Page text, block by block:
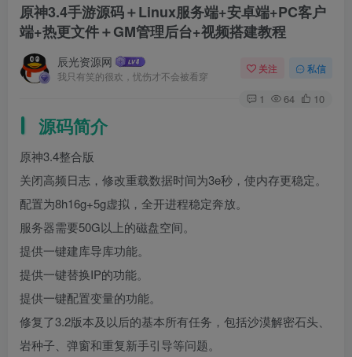
原神3.4手游源码＋Linux服务端+安卓端+PC客户
端+热更文件＋GM管理后台+视频搭建教程
辰光资源网
我只有笑的很欢，忧伤才不会被看穿
关注 私信
1 64 10
源码简介
原神3.4整合版
关闭高频日志，修改重载数据时间为3e秒，使内存更稳定。
配置为8h16g+5g虚拟，全开进程稳定奔放。
服务器需要50G以上的磁盘空间。
提供一键建库导库功能。
提供一键替换IP的功能。
提供一键配置变量的功能。
修复了3.2版本及以后的基本所有任务，包括沙漠解密石头、
岩种子、弹窗和重复新手引导等问题。